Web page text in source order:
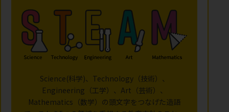
Science(科学)、Technology（技術）、
Engineering（工学）、Art（芸術）、
Mathematics（数学）の頭文字をつなげた造語